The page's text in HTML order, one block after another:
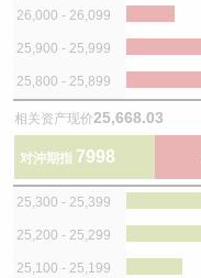
26,000 - 26,099
25,900 - 25,999
25,800 - 25,899
相关资产现价25,668.03
对沖期指 7998
25,300 - 25,399
25,200 - 25,299
25,100 - 25,199